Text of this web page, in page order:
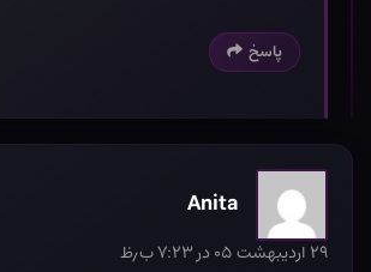
پاسخ
Anita
۲۹ اردیبهشت ۰۵ در ۷:۲۳ ب٫ظ